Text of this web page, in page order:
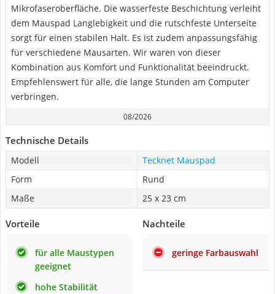
Mikrofaseroberfläche. Die wasserfeste Beschichtung verleiht
dem Mauspad Langlebigkeit und die rutschfeste Unterseite
sorgt für einen stabilen Halt. Es ist zudem anpassungsfähig
für verschiedene Mausarten. Wir waren von dieser
Kombination aus Komfort und Funktionalität beeindruckt.
Empfehlenswert für alle, die lange Stunden am Computer
verbringen.
08/2026
Technische Details
Modell
Tecknet Mauspad
Form
Rund
Maße
25 x 23 cm
Vorteile
für alle Maustypen
geeignet
hohe Stabilität
Nachteile
geringe Farbauswahl